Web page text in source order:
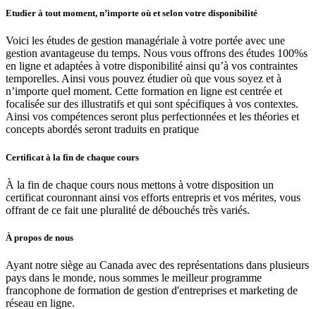
Etudier à tout moment, n’importe où et selon votre disponibilité
Voici les études de gestion managériale à votre portée avec une
gestion avantageuse du temps. Nous vous offrons des études 100%s
en ligne et adaptées à votre disponibilité ainsi qu’à vos contraintes
temporelles. Ainsi vous pouvez étudier où que vous soyez et à
n’importe quel moment. Cette formation en ligne est centrée et
focalisée sur des illustratifs et qui sont spécifiques à vos contextes.
Ainsi vos compétences seront plus perfectionnées et les théories et
concepts abordés seront traduits en pratique
Certificat à la fin de chaque cours
À la fin de chaque cours nous mettons à votre disposition un
certificat couronnant ainsi vos efforts entrepris et vos mérites, vous
offrant de ce fait une pluralité de débouchés très variés.
À propos de nous
Ayant notre siège au Canada avec des représentations dans plusieurs
pays dans le monde, nous sommes le meilleur programme
francophone de formation de gestion d'entreprises et marketing de
réseau en ligne.